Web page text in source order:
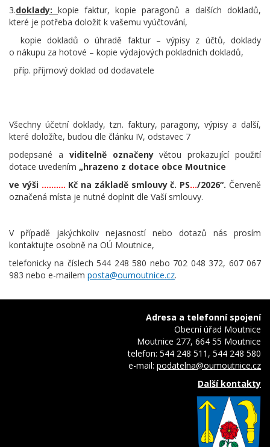
3.doklady: kopie faktur, kopie paragonů a dalších dokladů,
které je potřeba doložit k vašemu vyúčtování,
kopie dokladů o úhradě faktur – výpisy z účtů, doklady
o nákupu za hotové – kopie výdajových pokladních dokladů,
příp. příjmový doklad od dodavatele
Všechny účetní doklady, tzn. faktury, paragony, výpisy a další,
které doložíte, budou dle článku IV, odstavec 7
podepsané a viditelně označenyvětou prokazující použití
dotace uvedením „hrazeno z dotace obce Moutnice
ve výši ………. Kč na základě smlouvy č. PS…/2026“. Červeně
označená místa je nutné doplnit dle Vaší smlouvy.
V případě jakýchkoliv nejasností nebo dotazů nás prosím
kontaktujte osobně na OÚ Moutnice,
telefonicky na číslech 544 248 580 nebo 702 048 372, 607 067
983 nebo e-mailem posta@oumoutnice.cz.
Adresa a telefonní spojení
Obecní úřad Moutnice
Moutnice 277, 664 55 Moutnice
telefon: 544 248 511, 544 248 580
e-mail: podatelna@oumoutnice.cz
Další kontakty